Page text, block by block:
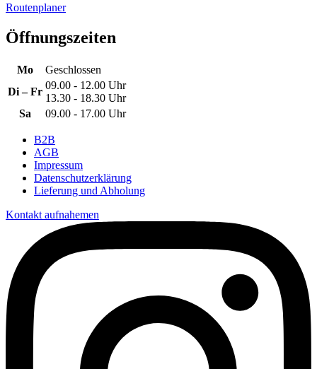
Routenplaner
Öffnungszeiten
Mo
Geschlossen
Di – Fr
09.00 - 12.00 Uhr
13.30 - 18.30 Uhr
Sa
09.00 - 17.00 Uhr
B2B
AGB
Impressum
Datenschutzerklärung
Lieferung und Abholung
Kontakt aufnahemen